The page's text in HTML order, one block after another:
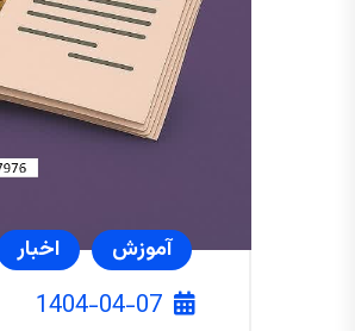
آموزش اخبار
1404-04-07